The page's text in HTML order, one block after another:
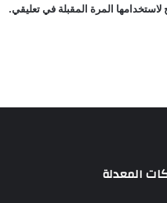
المرة المقبلة في تعليقي.
المعدلة